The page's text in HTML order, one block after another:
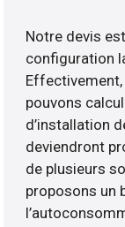
Notre devis
configuration
Effectivement,
pouvons
d’installation
deviendront
de plusieurs
proposons un